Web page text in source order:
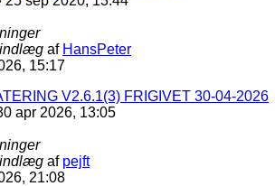
af HansPeter
15:17
V2.6.1(3) FRIGIVET 30-04-2026
apr 2026, 13:05
af pejft
21:08